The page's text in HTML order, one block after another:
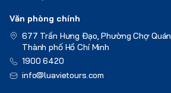
Văn phòng chính
677 Trần Hưng Đạo, Phường Chợ Quán,
Thành phố Hồ Chí Minh
1900 6420
info@luavietours.com